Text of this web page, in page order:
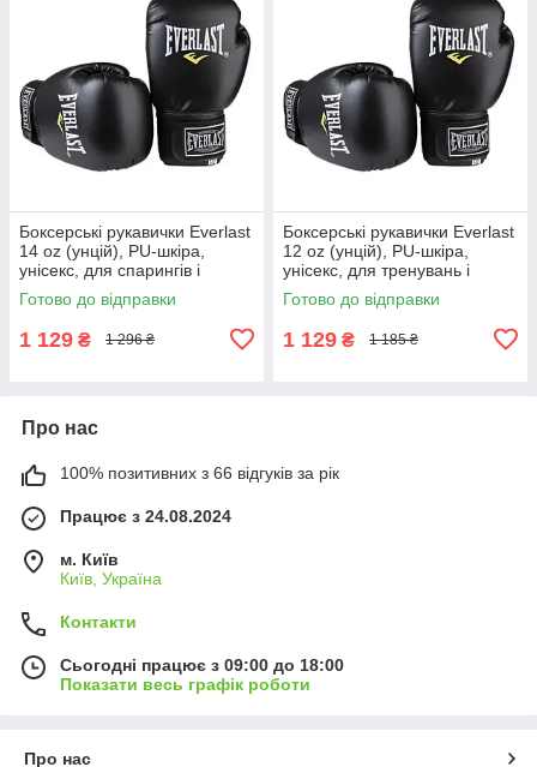
Боксерські рукавички Everlast
14 oz (унцій), PU-шкіра,
унісекс, для спарингів і
тренувань ,Чорний (EF-0370-
14)
Готово до відправки
1 129 ₴ 1 296 ₴
Боксерські рукавички Everlast
12 oz (унцій), PU-шкіра,
унісекс, для тренувань і
спарингів ,Чорний (EF-0370-
12)
Готово до відправки
1 129 ₴ 1 185 ₴
Про нас
100% позитивних з 66 відгуків за рік
Працює з 24.08.2024
м. Київ
Київ, Україна
Контакти
Сьогодні працює з 09:00 до 18:00
Показати весь графік роботи
Про нас